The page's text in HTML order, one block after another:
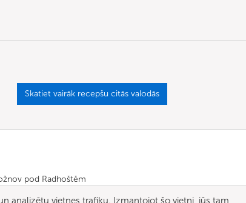
Skatiet vairāk recepšu citās valodās
pod Radhoštěm
analizētu vietnes trafiku. Izmantojot šo vietni, jūs tam